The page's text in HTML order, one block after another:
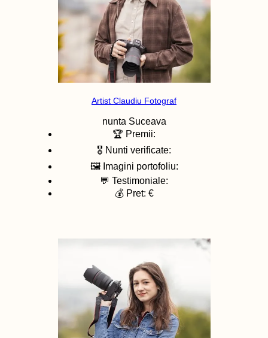
Artist Claudiu Fotograf
nunta Suceava
🏆 Premii:
🎖️ Nunti verificate:
🖼️ Imagini portofoliu:
💬 Testimoniale:
💰 Pret: €